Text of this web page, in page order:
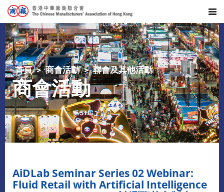
首頁 商會活動 聯會及其他活動
商會活動
AiDLab Seminar Series 02 Webinar:
Fluid Retail with Artificial Intelligence